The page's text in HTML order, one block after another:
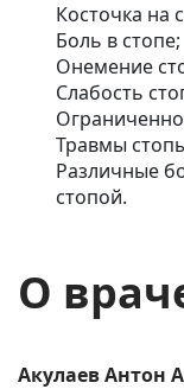
Косточка на
Боль в стопе;
Онемение
Слабость
Травмы
Различные
стопой.
О
Акулаев Антон